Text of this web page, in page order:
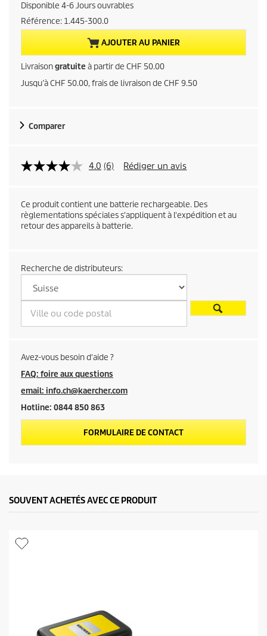
x
a
c
t
u
l
u
r
d
i
t
Disponible 4-6 Jours ouvrables
Référence: 1.445-300.0
AJOUTER AU PANIER
Livraisongratuite à partir de CHF 50.00
Jusqu’à CHF 50.00, frais de livraison de CHF 9.50
Comparer
4.0 (6) Rédiger un avis
Ce produit contient une batterie rechargeable. Des
règlementations spéciales s'appliquent à l'expédition et au
retour des appareils à batterie.
Recherche de distributeurs:
Avez-vous besoin d'aide ?
FAQ: foire aux questions
email: info.ch@kaercher.com
Hotline: 0844 850 863
FORMULAIRE DE CONTACT
SOUVENT ACHETÉS AVEC CE PRODUIT